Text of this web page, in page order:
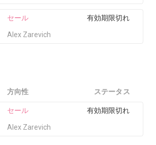
Alex Zarevich
セール 有効期限切れ
方向性 ステータス
Alex Zarevich
セール 有効期限切れ